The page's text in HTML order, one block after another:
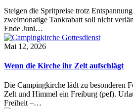
Steigen die Spritpreise trotz
zweimonatige Tankrabatt soll nicht
Ende Juni…
Mai 12, 2026
Wenn die Kirche ihr Zelt aufschlägt
Die Campingkirche lädt zu besonderen
Zelt und Himmel ein Freiburg (pef).
Freiheit –…